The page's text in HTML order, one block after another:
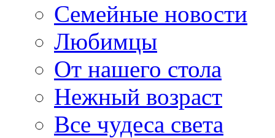
Семейные новости
Любимцы
От нашего стола
Нежный возраст
Все чудеса света